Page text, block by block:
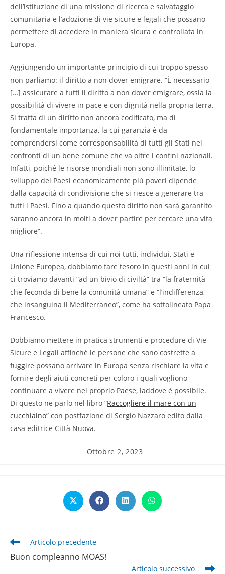
dell’istituzione di una missione di ricerca e salvataggio
comunitaria e l’adozione di vie sicure e legali che possano
permettere di accedere in maniera sicura e controllata in
Europa.
Aggiungendo un importante principio di cui troppo spesso
non parliamo: il diritto a non dover emigrare. “È necessario
[…] assicurare a tutti il diritto a non dover emigrare, ossia la
possibilità di vivere in pace e con dignità nella propria terra.
Si tratta di un diritto non ancora codificato, ma di
fondamentale importanza, la cui garanzia è da
comprendersi come corresponsabilità di tutti gli Stati nei
confronti di un bene comune che va oltre i confini nazionali.
Infatti, poiché le risorse mondiali non sono illimitate, lo
sviluppo dei Paesi economicamente più poveri dipende
dalla capacità di condivisione che si riesce a generare tra
tutti i Paesi. Fino a quando questo diritto non sarà garantito
saranno ancora in molti a dover partire per cercare una vita
migliore”.
Una riflessione intensa di cui noi tutti, individui, Stati e
Unione Europea, dobbiamo fare tesoro in questi anni in cui
ci troviamo davanti “ad un bivio di civiltà” tra “la fraternità
che feconda di bene la comunità umana” e “l’indifferenza,
che insanguina il Mediterraneo”, come ha sottolineato Papa
Francesco.
Dobbiamo mettere in pratica strumenti e procedure di Vie
Sicure e Legali affinché le persone che sono costrette a
fuggire possano arrivare in Europa senza rischiare la vita e
fornire degli aiuti concreti per coloro i quali vogliono
continuare a vivere nel proprio Paese, laddove è possibile.
Di questo ne parlo nel libro “Raccogliere il mare con un
cucchiaino” con postfazione di Sergio Nazzaro edito dalla
casa editrice Città Nuova.
Articolo
Ottobre 2, 2023
Opens
in
Opens
in
Opens
in
Opens
in
Leggi
articoli
Articolo precedente
Buon compleanno MOAS!
Articolo successivo